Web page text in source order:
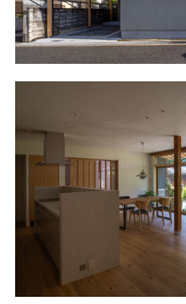
# 平岡建築デザイン